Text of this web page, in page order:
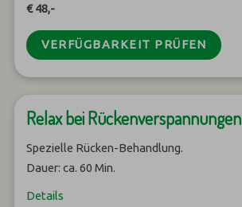
€ 48,-
VERFÜGBARKEIT PRÜFEN
Relax bei Rückenverspannungen
Spezielle Rücken-Behandlung.
Dauer: ca. 60 Min.
Details